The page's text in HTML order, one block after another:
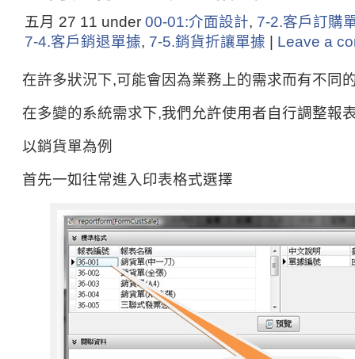
五月 27 11 under 00-01:介面設計, 7-2.客戶訂購
7-4.客戶銷退單據, 7-5.銷貨折讓單據 Leave a
在許多狀況下,可能會因為業務上的需求而有不同
在多變的系統需求下,我們允許使用者自行調整報
以銷貨單為例
首先一如往常進入印表格式選擇